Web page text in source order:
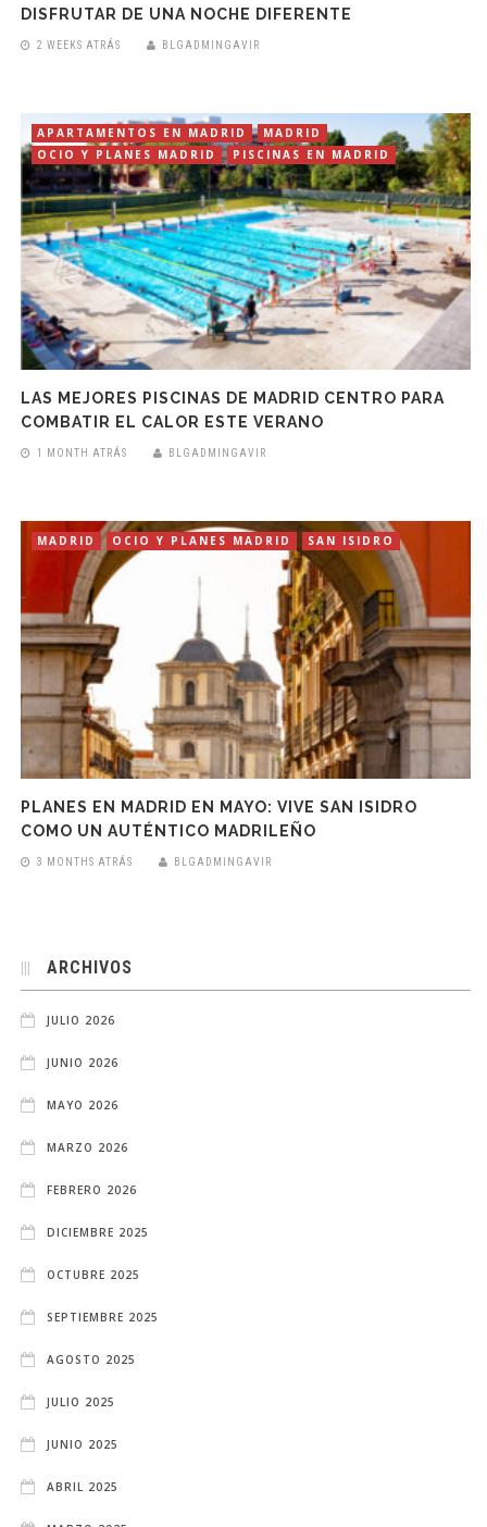
DISFRUTAR DE UNA NOCHE DIFERENTE
2 WEEKS ATRÁS BLGADMINGAVIR
APARTAMENTOS EN MADRID
MADRID
OCIO Y PLANES MADRID
PISCINAS EN MADRID
LAS MEJORES PISCINAS DE MADRID CENTRO PARA
COMBATIR EL CALOR ESTE VERANO
1 MONTH ATRÁS BLGADMINGAVIR
MADRID OCIO Y PLANES MADRID SAN ISIDRO
PLANES EN MADRID EN MAYO: VIVE SAN ISIDRO
COMO UN AUTÉNTICO MADRILEÑO
3 MONTHS ATRÁS BLGADMINGAVIR
ARCHIVOS
JULIO 2026
JUNIO 2026
MAYO 2026
MARZO 2026
FEBRERO 2026
DICIEMBRE 2025
OCTUBRE 2025
SEPTIEMBRE 2025
AGOSTO 2025
JULIO 2025
JUNIO 2025
ABRIL 2025